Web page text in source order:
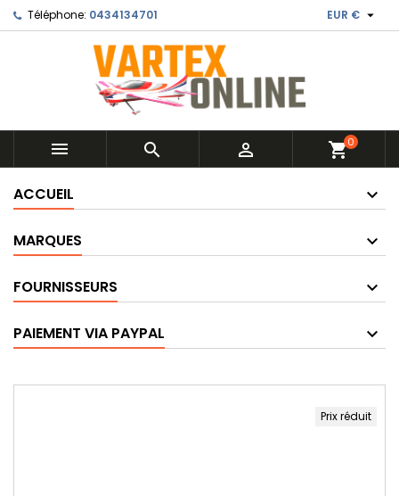
Téléphone: 0434134701 EUR € 
   shopping_cart0
ACCUEIL
MARQUES
FOURNISSEURS
PAIEMENT VIA PAYPAL
Prix réduit